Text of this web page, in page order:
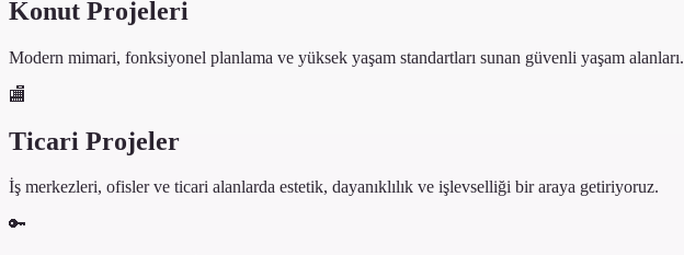
Konut Projeleri
Modern mimari, fonksiyonel planlama ve yüksek yaşam standartları sunan güvenli yaşam alanları.
🏬
Ticari Projeler
İş merkezleri, ofisler ve ticari alanlarda estetik, dayanıklılık ve işlevselliği bir araya getiriyoruz.
🔑